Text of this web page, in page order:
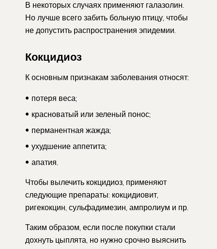
В некоторых случаях применяют галазолин.
Но лучше всего забить больную птицу, чтобы
не допустить распространения эпидемии.
Кокцидиоз
К основным признакам заболевания относят:
потеря веса;
красноватый или зеленый понос;
перманентная жажда;
ухудшение аппетита;
апатия.
Чтобы вылечить кокцидиоз, применяют
следующие препараты: кокцидиовит,
ригекокцин, сульфадимезин, ампролиум и пр.
Таким образом, если после покупки стали
дохнуть цыплята, но нужно срочно выяснить